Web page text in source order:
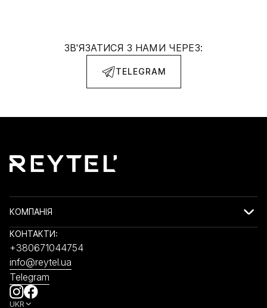
ЗВ'ЯЗАТИСЯ З НАМИ ЧЕРЕЗ:
TELEGRAM
КОМПАНІЯ
КОНТАКТИ:
+380671044754
info@reytel.ua
Telegram
UKR